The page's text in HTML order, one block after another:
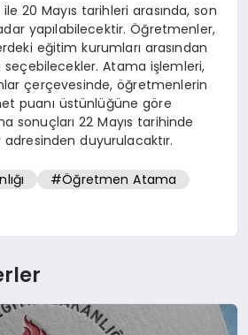
ile 20 Mayıs tarihleri arasında, son
yapılabilecektir. Öğretmenler,
eğitim kurumları arasından
Atama işlemleri,
çerçevesinde, öğretmenlerin
puanı üstünlüğüne göre
sonuçları 22 Mayıs tarihinde
duyurulacaktır.
#Öğretmen Atama